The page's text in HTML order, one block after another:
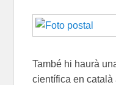
També hi haurà
científica en